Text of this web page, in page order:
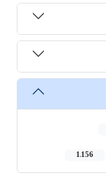
1,156